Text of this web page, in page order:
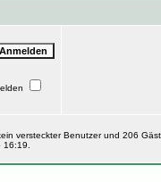
versteckter Benutzer und 206